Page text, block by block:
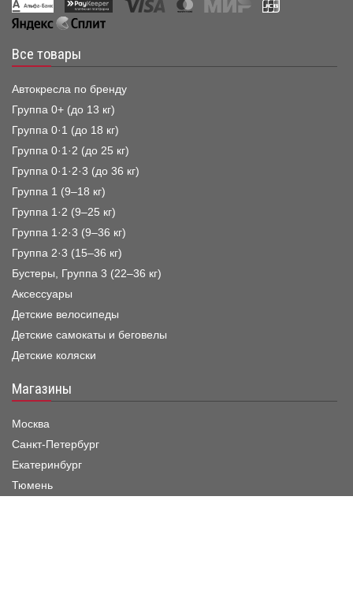
Все товары
Автокресла по бренду
Группа 0+ (до 13 кг)
Группа 0·1 (до 18 кг)
Группа 0·1·2 (до 25 кг)
Группа 0·1·2·3 (до 36 кг)
Группа 1 (9–18 кг)
Группа 1·2 (9–25 кг)
Группа 1·2·3 (9–36 кг)
Группа 2·3 (15–36 кг)
Бустеры, Группа 3 (22–36 кг)
Аксессуары
Детские велосипеды
Детские самокаты и беговелы
Детские коляски
Магазины
Москва
Санкт-Петербург
Екатеринбург
Тюмень